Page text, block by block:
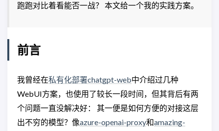
跑跑对比着看能否一战？ 本文给一个我的实践方案。
前言
我曾经在私有化部署chatgpt-web中介绍过几种
WebUI方案，也使用了较长一段时间，但其背后有两
个问题一直没解决好： 其一便是如何方便的对接这层
出不穷的模型？像azure-openai-proxy和amazing-